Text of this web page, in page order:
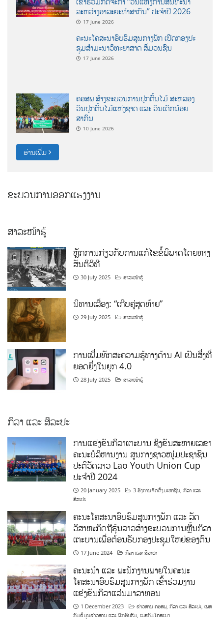
17 June 2026
ຄະນະໂຄສະນາອົບຮົມສູນກາງພັກ ເປີດກອງປະ
17 June 2026
ຄອສພ ສ້າງຂະບວນການປູກຕົ້ນໄມ້ ສະຫລອງ
ອ່ານເພີ່ມ
ຂະບວນການອອກແຮງງານ
ສາລະໜ້າຮູ້
ນິທານເລື່ອງ: “ເກີບຄູ່ສຸດທ້າຍ”
29 July 2025 ສາລະໜ້າຮູ້
ການເພີ່ມທັກສະຄວາມຮູ້ທາງດ້ານ AI ເປັນສິ່ງທີ່
ກິລາ ແລະ ສິລະປະ
ປະຈຳປີ 2024
20 January 2025 3 ອົງການຈັດຕັ້ງມະຫາຊົນ, ກິລາ ແລະ
ສິລະປະ
ຄະນະໂຄສະນາອົບຮົມສູນກາງພັກ ແລະ ລັດ
ວິສາຫະກິດຖືຮຸ້ນລາວສ້າງຂະບວນການຫຼີ້ນກິລາ
ເຕະບານເພື່ອຕ້ອນຮັບກອງປະຊຸມໃຫຍ່ຂອງຕົນ
17 June 2024 ກິລາ ແລະ ສິລະປະ
ຄະນະນຳ ແລະ ພະນັກງານພາຍໃນຄະນະ
ໂຄສະນາອົບຮົມສູນກາງພັກ ເຂົ້າຮ່ວມງານ
ແຂ່ງຂັນກິລາແລ່ນມາລາທອນ
1 December 2023 ຂ່າວສານ ຄອສພ,ກິລາ ແລະ ສິລະປະ
ກົມຂໍ້ມູນຂ່າວສານ ແລະ ຝຶກອົບຮົມ,ເພສກົມໂຄສະນາ
ທີ່ຕັ້ງ ຄະນະໂຄສະນາອົບຮົມສູນກາງພັກ